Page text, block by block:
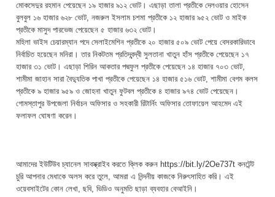
মোকসেদুর রহমান পেয়েছেন ১৯ হাজার ৯১২ ভোট। এছাড়া তালা প্রতীকে দেলওয়ার হোসেন
বুলবুল ১৬ হাজার ৬২৮ ভোট, নজরুল ইসলাম চশমা প্রতীকে ১২ হাজার ৯৫২ ভোট ও মাইক
প্রতীকে মাসুদ পারভেজ পেয়েছেন ৫ হাজার ৬৩২ ভোট।
মহিলা ভাইস চেয়ারম্যান পদে সেলাইমেশিন প্রতীকে ২০ হাজার ৫০৯ ভোট পেয়ে বেসরকারিভাবে
নির্বাচিত হয়েছেন মনিরা। তার নিকটতম প্রতিদ্বন্দ্বী সুলতানা খাতুন হাঁস প্রতীকে পেয়েছেন ১৭
হাজার ৩১ ভোট। এছাড়া শিরিন আকতার পদ্মফুল প্রতীকে পেয়েছেন ১৪ হাজার ৭০৩ ভোট,
শামীমা জাহান সারা বৈদ্যুতিক পাখা প্রতীকে পেয়েছেন ১৪ হাজার ৫১৬ ভোট, শামীমা বেগম কলস
প্রতীকে ৯ হাজার ৯৫৯ ও জোহনা খাতুন ফুটবল প্রতীকে ৪ হাজার ৯৭৪ ভোট পেয়েছেন।
গোমস্তাপুর উপজেলা নির্বাচন অফিসার ও সহকারী রিটার্নিং অফিসার তোফায়েল আহমেদ এই
ফলাফল ঘোষণা করেন।
আমাদের ইউটিউব চ্যানেল সাবস্ক্রাইব করতে ক্লিক করুন https://bit.ly/2Oe737t কনটেন্ট
চুরি আপনার মেধাকে অলস করে তুলে, আমরা এ নিন্দনীয় কাজকে নিরুৎসাহিত করি। এই
ওয়েবসাইটের কোন লেখা, ছবি, ভিডিও অনুমতি ছাড়া ব্যবহার বেআইনি।